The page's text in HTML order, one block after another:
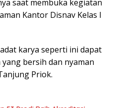
saat membuka kegiatan
Kantor Disnav Kelas I
karya seperti ini dapat
bersih dan nyaman
Priok.